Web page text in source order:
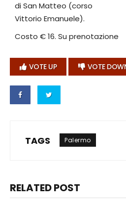
di San Matteo (corso
Vittorio Emanuele).
Costo € 16. Su prenotazione
VOTE UP VOTE
TAGS Palermo
RELATED POST